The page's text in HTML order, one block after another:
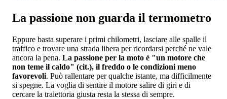
La passione non guarda il termometro
Eppure basta superare i primi chilometri, lasciare alle spalle il
traffico e trovare una strada libera per ricordarsi perché ne vale
ancora la pena. La passione per la moto è "un motore che
non teme il caldo" (cit.), il freddo o le condizioni meno
favorevoli. Può rallentare per qualche istante, ma difficilmente
si spegne. La voglia di sentire il motore salire di giri e di
cercare la traiettoria giusta resta la stessa di sempre.